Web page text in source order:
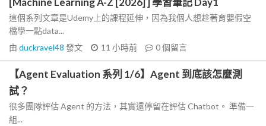
這個系列文章是Udemy上的課程延伸，因為我個人想趁著育嬰假空
檔學一點data...
由 duckravel48 發文 11 小時前 0個留言
【Agent Evaluation 系列 1/6】Agent 到底該怎麼測
試？
很多團隊評估 Agent 的方法，其實還停留在評估 Chatbot。 準備一
組...